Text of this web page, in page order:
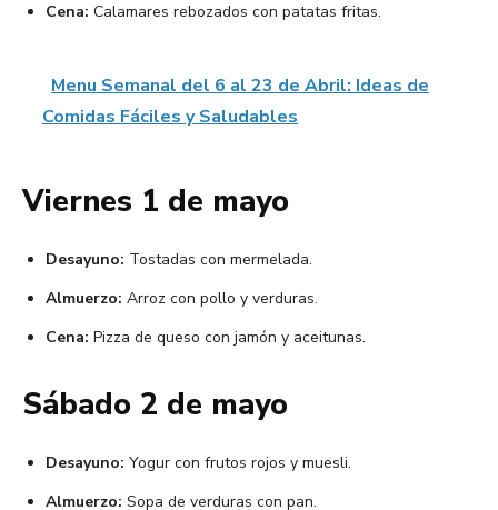
Cena: Calamares rebozados con patatas fritas.
Menu Semanal del 6 al 23 de Abril: Ideas de
Comidas Fáciles y Saludables
Viernes 1 de mayo
Desayuno: Tostadas con mermelada.
Almuerzo: Arroz con pollo y verduras.
Cena: Pizza de queso con jamón y aceitunas.
Sábado 2 de mayo
Desayuno: Yogur con frutos rojos y muesli.
Almuerzo: Sopa de verduras con pan.